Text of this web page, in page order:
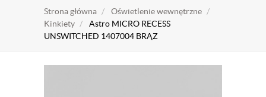
Strona główna
Oświetlenie wewnętrzne
Kinkiety
Astro MICRO RECESS
UNSWITCHED 1407004 BRĄZ